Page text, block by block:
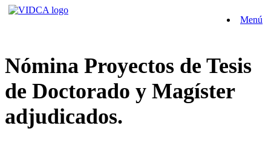
Saltar
Menú
Nómina Proyectos de Tesis
de Doctorado y Magíster
adjudicados.